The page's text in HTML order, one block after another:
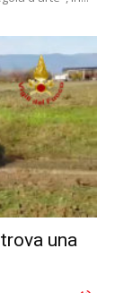
una